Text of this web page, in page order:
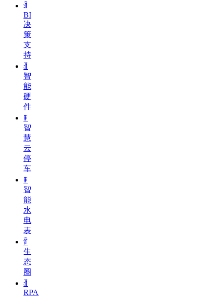
ꀉ
BI
决
策
支
持
ꀉ
智
能
硬
件
ꁹ
智
慧
云
停
车
ꁹ
智
能
水
电
表
ꄁ
生
态
圈
ꀉ
RPA